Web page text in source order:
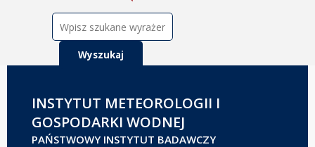
INSTYTUT METEOROLOGII I
GOSPODARKI WODNEJ
PAŃSTWOWY INSTYTUT BADAWCZY